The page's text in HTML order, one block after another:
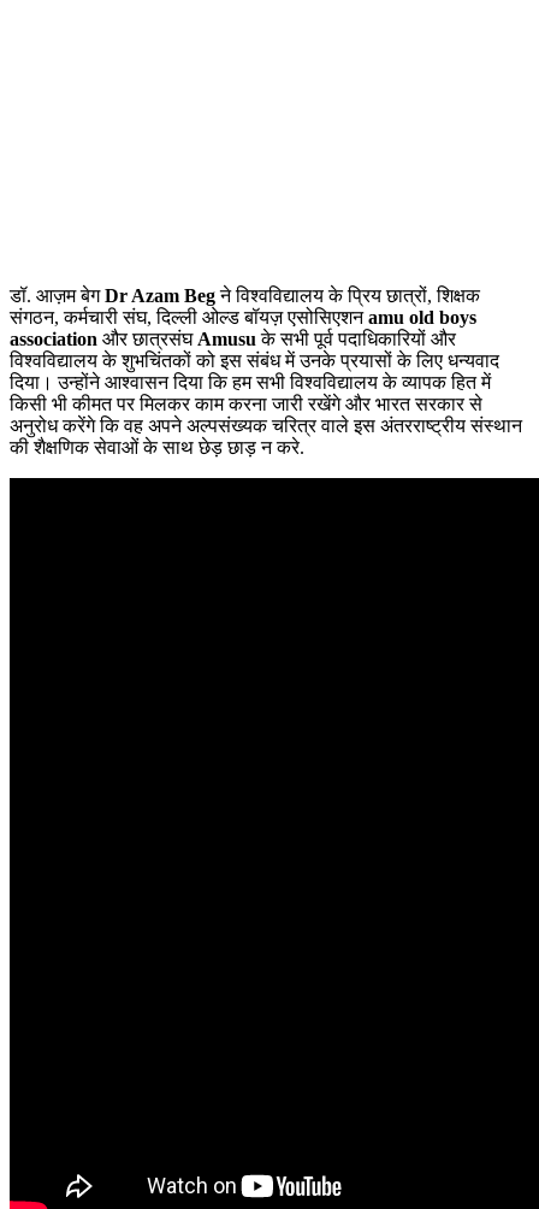
डॉ. आज़म बेगDr Azam Begने विश्वविद्यालय के प्रिय छात्रों, शिक्षक
संगठन, कर्मचारी संघ, दिल्ली ओल्ड बॉयज़ एसोसिएशनamu old boys
association और छात्रसंघ Amusu के सभी पूर्व पदाधिकारियों और
विश्वविद्यालय के शुभचिंतकों को इस संबंध में उनके प्रयासों के लिए धन्यवाद
दिया। उन्होंने आश्वासन दिया कि हम सभी विश्वविद्यालय के व्यापक हित में
किसी भी कीमत पर मिलकर काम करना जारी रखेंगे और भारत सरकार से
अनुरोध करेंगे कि वह अपने अल्पसंख्यक चरित्र वाले इस अंतरराष्ट्रीय संस्थान
की शैक्षणिक सेवाओं के साथ छेड़ छाड़ न करे.